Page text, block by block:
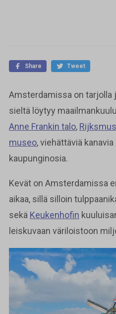
Share Tweet
Amsterdamissa on tarjolla
sieltä löytyy
Anne Frankin talo,
museo, viehättäviä
kaupunginosia.
Kevät on Amsterdamissa
aikaa, sillä silloin
sekä Keukenhofin
leiskuvaan väriloistoon